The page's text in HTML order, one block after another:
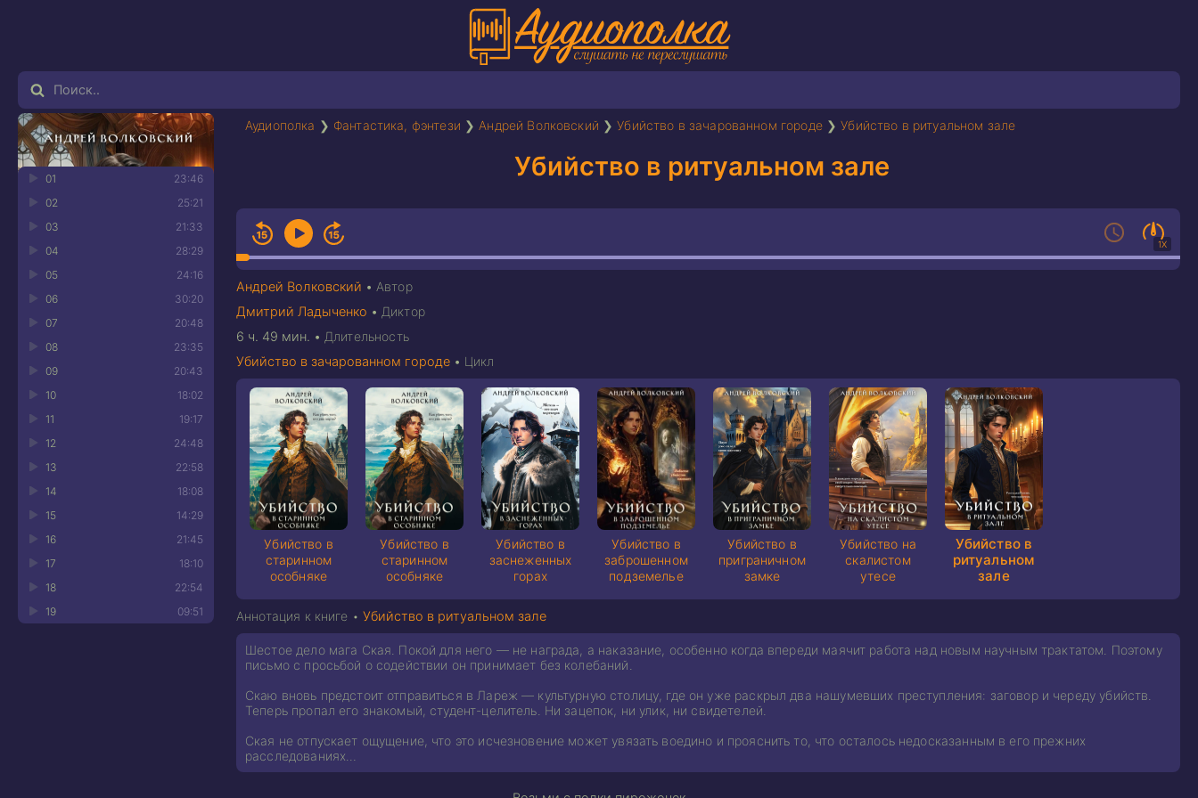
Аудиополка ❯ Фантастика, фэнтези ❯ Андрей Волковский ❯Убийство в зачарованном городе ❯Убийство в ритуальном зале
Убийство в ритуальном зале
1X
Андрей Волковский • Автор
Дмитрий Ладыченко • Диктор
6 ч. 49 мин. • Длительность
23:46
01
25:21
02
21:33
03
28:29
04
24:16
05
30:20
06
20:48
07
23:35
08
20:43
09
18:02
10
19:17
11
24:48
12
22:58
13
18:08
14
14:29
15
21:45
16
18:10
17
22:54
18
09:51
19
Убийство в зачарованном городе • Цикл
Убийство в
старинном
особняке
Убийство в
старинном
особняке
Убийство в
заснеженных
горах
Убийство в
заброшенном
подземелье
Убийство в
приграничном
замке
Убийство на
скалистом
утесе
Убийство в
ритуальном
зале
Аннотация к книге • Убийство в ритуальном зале
Шестое дело мага Ская. Покой для него — не награда, а наказание, особенно когда впереди маячит работа над новым научным трактатом. Поэтому
письмо с просьбой о содействии он принимает без колебаний.
Скаю вновь предстоит отправиться в Лареж — культурную столицу, где он уже раскрыл два нашумевших преступления: заговор и череду убийств.
Теперь пропал его знакомый, студент-целитель. Ни зацепок, ни улик, ни свидетелей.
Ская не отпускает ощущение, что это исчезновение может увязать воедино и прояснить то, что осталось недосказанным в его прежних
расследованиях…